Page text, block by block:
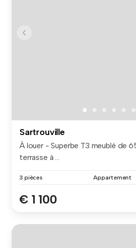
Sartrouville
À louer - Superbe T3 meublé de
terrasse à ...
3 pièces Appartement
€ 1 100